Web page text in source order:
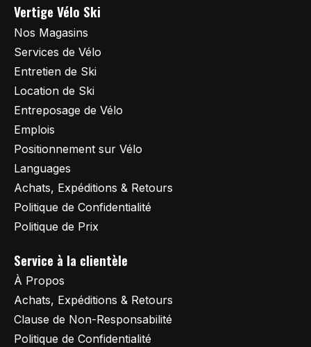
Vertige Vélo Ski
Nos Magasins
Services de Vélo
Entretien de Ski
Location de Ski
Entreposage de Vélo
Emplois
Positionnement sur Vélo
Languages
Achats, Expéditions & Retours
Politique de Confidentialité
Politique de Prix
Service à la clientèle
À Propos
Achats, Expéditions & Retours
Clause de Non-Responsabilité
Politique de Confidentialité